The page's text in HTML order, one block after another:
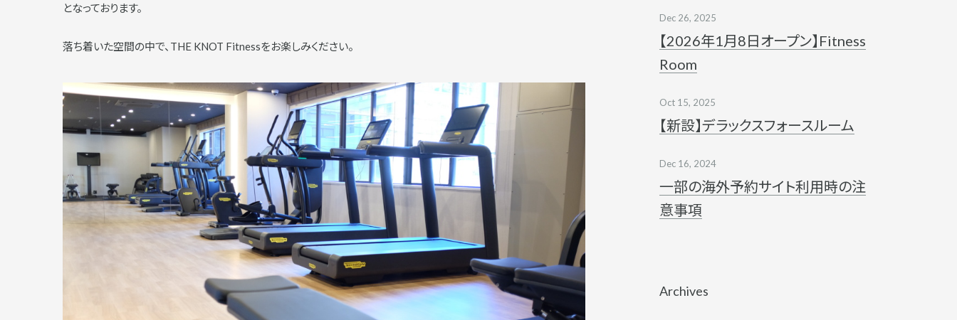
となっております。
落ち着いた空間の中で、THE KNOT Fitnessをお楽しみください。
【2026年1月8日オープン】Fitness
Room
Dec 26, 2025
【新設】デラックスフォースルーム
Oct 15, 2025
一部の海外予約サイト利用時の注
意事項
Dec 16, 2024
Archives